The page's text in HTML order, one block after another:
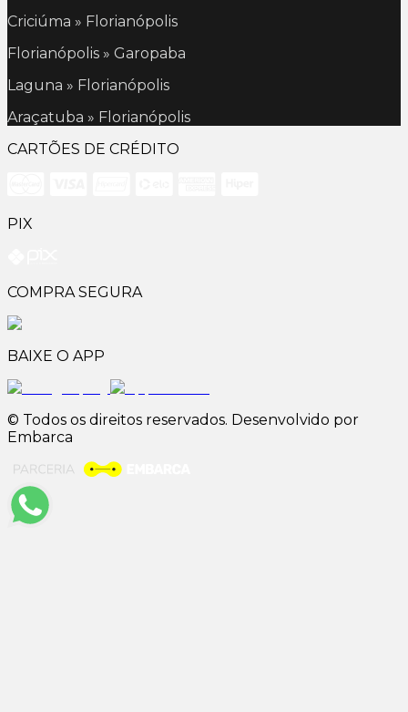
Criciúma » Florianópolis
Florianópolis » Garopaba
Laguna » Florianópolis
Araçatuba » Florianópolis
CARTÕES DE CRÉDITO
PIX
COMPRA SEGURA
BAIXE O APP
© Todos os direitos reservados. Desenvolvido por
Embarca